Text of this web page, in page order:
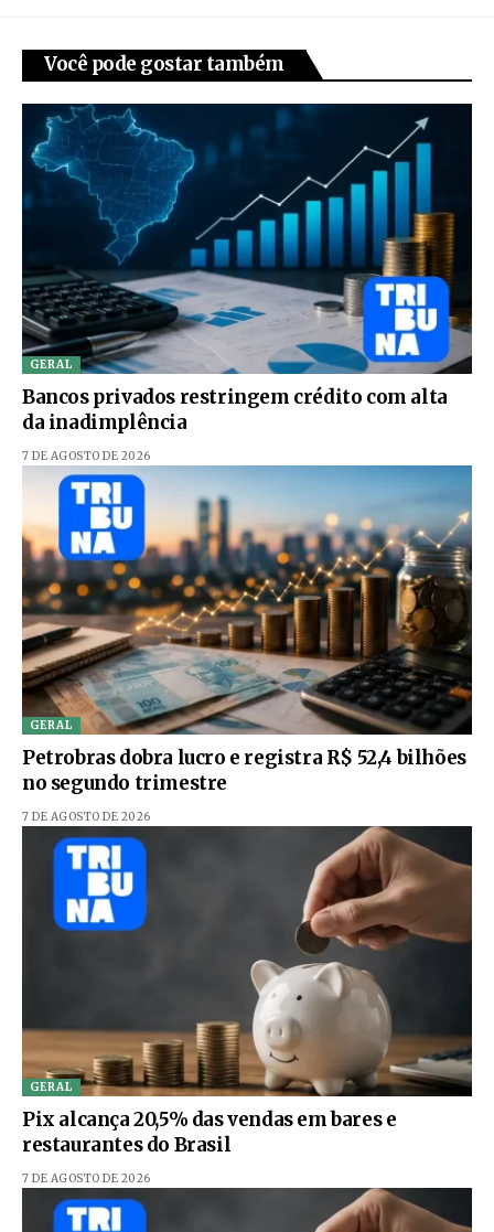
Você pode gostar também
GERAL
Bancos privados restringem crédito com alta
da inadimplência
7 DE AGOSTO DE 2026
GERAL
Petrobras dobra lucro e registra R$ 52,4 bilhões
no segundo trimestre
7 DE AGOSTO DE 2026
GERAL
Pix alcança 20,5% das vendas em bares e
restaurantes do Brasil
7 DE AGOSTO DE 2026